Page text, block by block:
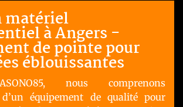
matériel
à Angers -
de pointe pour
éblouissantes
nous comprenons
d’un équipement de qualité pour